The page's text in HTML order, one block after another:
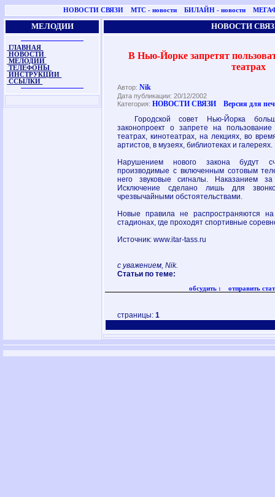
НОВОСТИ СВЯЗИ МТС - новости БИЛАЙН - новости
МЕЛОДИИ
ГЛАВНАЯ
НОВОСТИ
МЕЛОДИИ
ТЕЛЕФОНЫ
ИНСТРУКЦИИ
ССЫЛКИ
НОВОСТИ
В Нью-Йорке запретят
театрах
Автор:Nik
Дата публикации: 20/12/2002
Категория:НОВОСТИ СВЯЗИ
Версия для
Городской совет Нью-Йорка
законопроект о запрете на
театрах, кинотеатрах, на лекциях, во
артистов, в музеях, библиотеках и галереях.
Нарушением нового закона будут
производимые с включенным сотовым
него звуковые сигналы. Наказанием
Исключение сделано лишь для
чрезвычайными обстоятельствами.
Новые правила не распространяются
стадионах, где проходят спортивные
Источник: www.itar-tass.ru
с уважением, Nik.
Статьи по теме:
обсудить : отправить
страницы:1